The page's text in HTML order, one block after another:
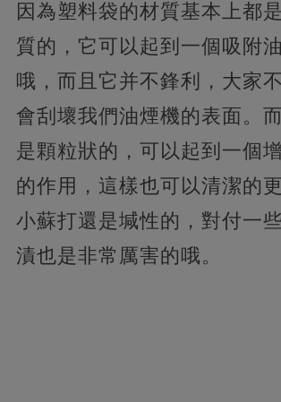
因為塑料袋的材質基本上都
質的， 它可以起到一個吸附
哦，而且它并不鋒利，大家
會刮壞我們油煙機的表面。
是顆粒狀的，可以起到一個
的作用，這樣也可以清潔的
小蘇打還是堿性的，對付一
漬也是非常厲害的哦。